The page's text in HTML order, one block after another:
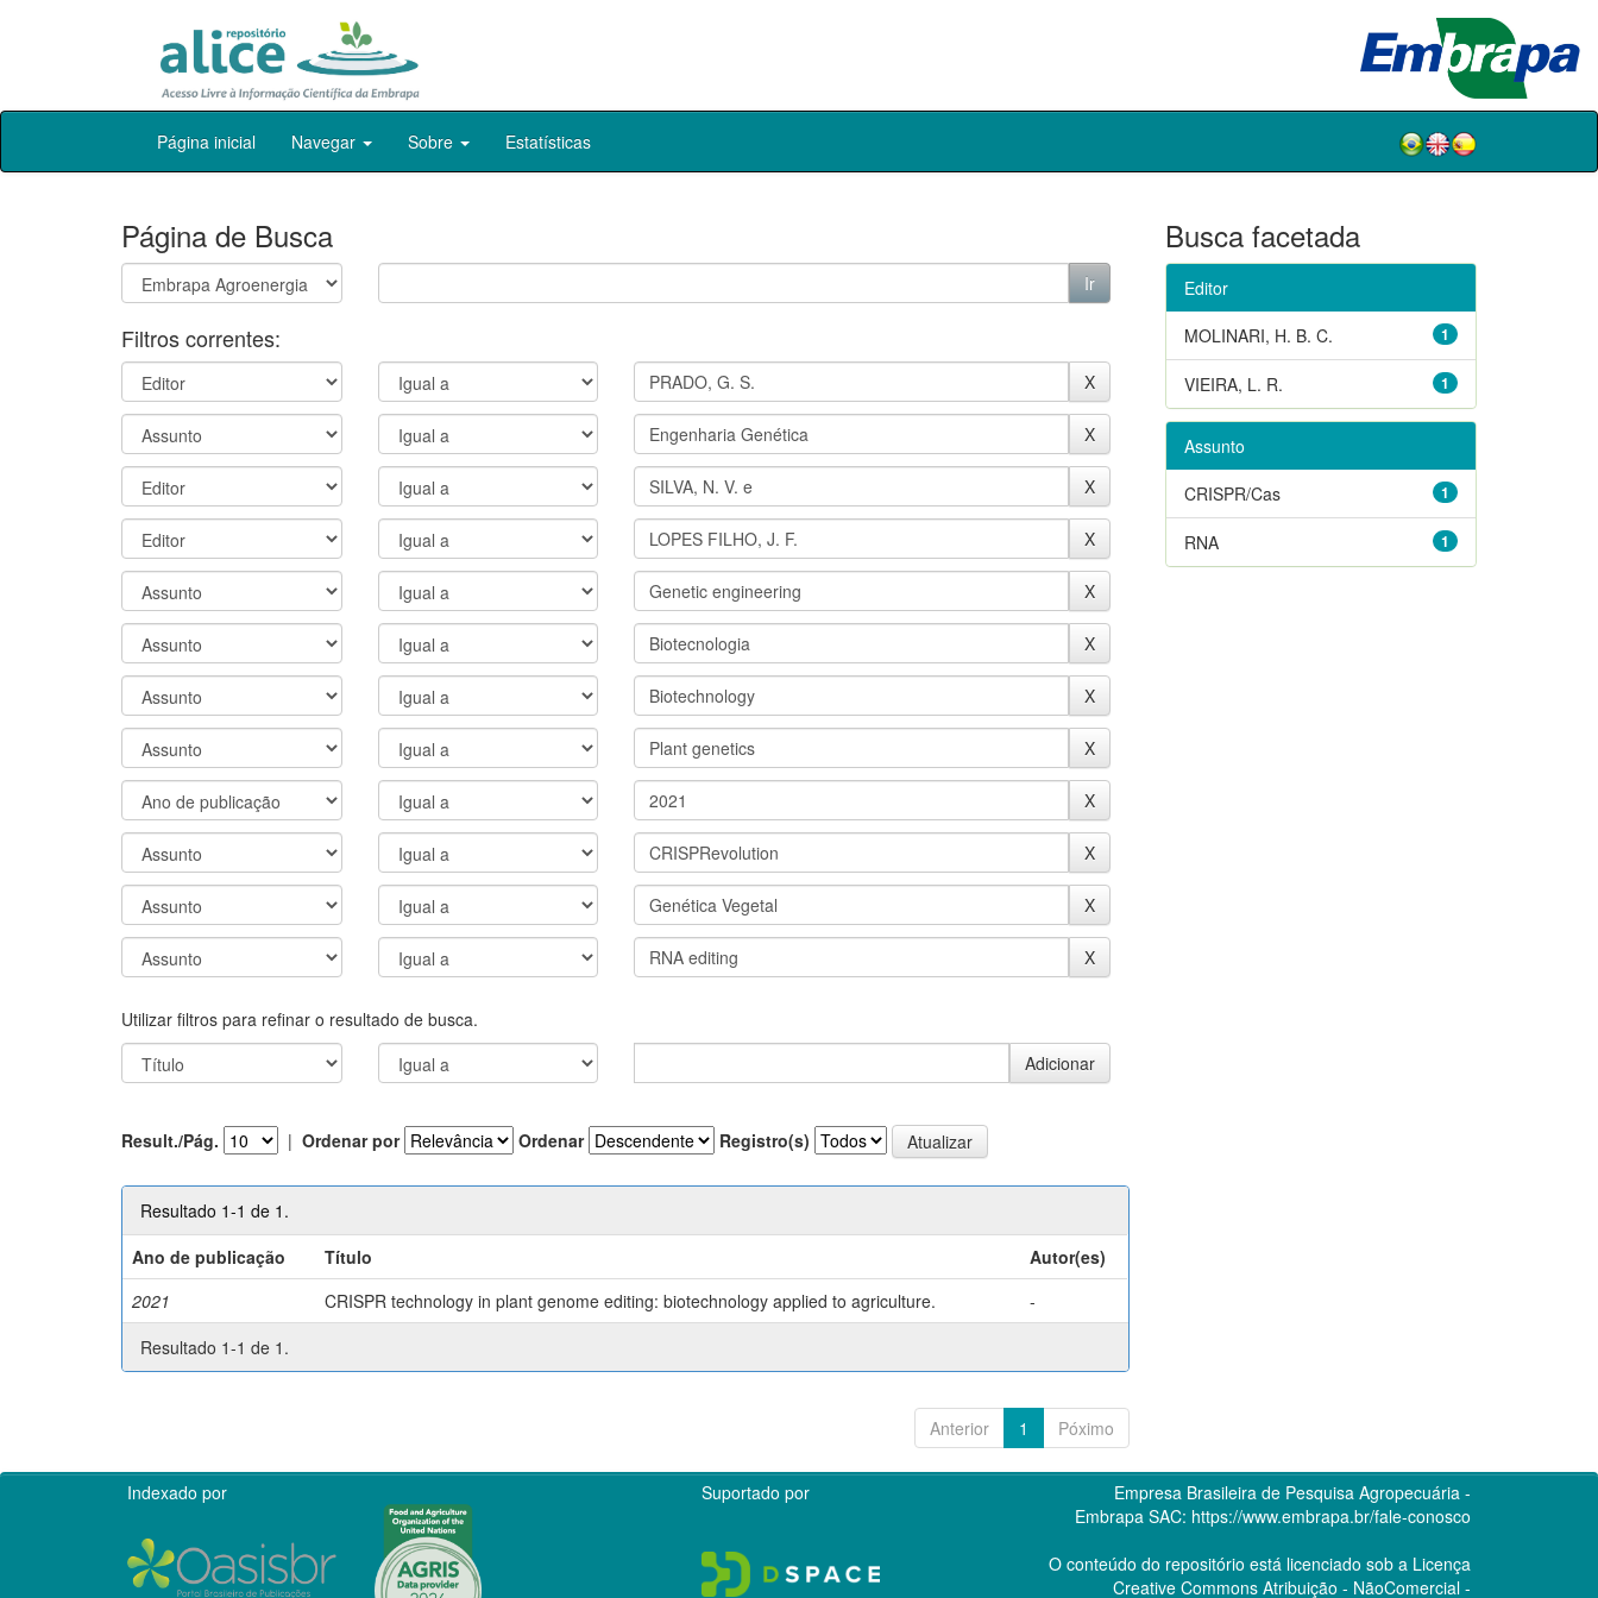
Skip
Página inicial Navegar Sobre Estatísticas
Página de Busca
Filtros correntes:
Utilizar filtros para refinar o resultado de busca.
Result./Pág. | Ordenar por Ordenar Registro(s)
Resultado 1-1 de 1.
Ano de publicação
Título
Autor(es)
2021
CRISPR technology in plant genome editing: biotechnology applied to agriculture.
-
Resultado 1-1 de 1.
Anterior 1 Póximo
Busca facetada
Editor
1
MOLINARI, H. B. C.
1
VIEIRA, L. R.
Assunto
1
CRISPR/Cas
1
RNA
Indexado por Suportado por
Empresa Brasileira de Pesquisa Agropecuária -
Embrapa SAC: https://www.embrapa.br/fale-conosco
O conteúdo do repositório está licenciado sob a Licença
Creative CommonsAtribuição - NãoComercial -